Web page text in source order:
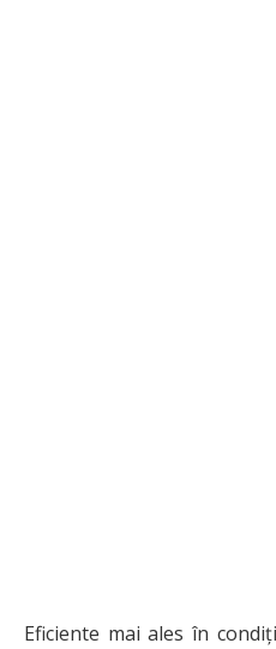
Eficiente mai ales în